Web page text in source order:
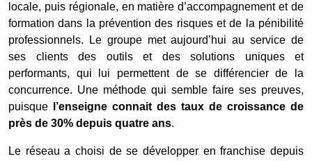
locale, puis régionale, en matière d’accompagnement et de
formation dans la prévention des risques et de la pénibilité
professionnels. Le groupe met aujourd’hui au service de
ses clients des outils et des solutions uniques et
performants, qui lui permettent de se différencier de la
concurrence. Une méthode qui semble faire ses preuves,
puisque
l’enseigne connait des taux de croissance de
près de 30% depuis quatre ans.
Le réseau a choisi de se développer en franchise depuis